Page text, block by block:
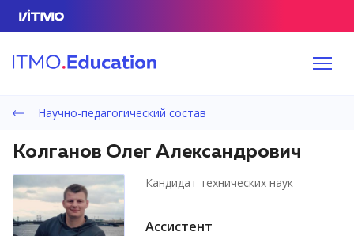
Научно-педагогический состав
Колганов Олег Александрович
кандидат технических наук
ассистент